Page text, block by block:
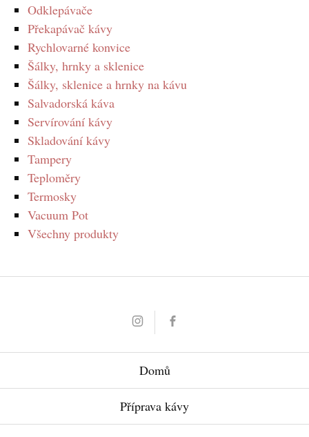
Odklepávače
Překapávač kávy
Rychlovarné konvice
Šálky, hrnky a sklenice
Šálky, sklenice a hrnky na kávu
Salvadorská káva
Servírování kávy
Skladování kávy
Tampery
Teploměry
Termosky
Vacuum Pot
Všechny produkty
Instagram
Domů
Příprava kávy